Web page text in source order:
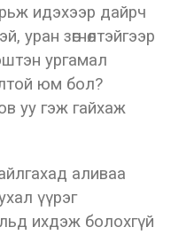
идэхээр дайрч
уран зөгнөлтэйгээр
ургамал
юм бол?
уу гэж гайхаж
аливаа
үүрэг
ихдэж болохгүй